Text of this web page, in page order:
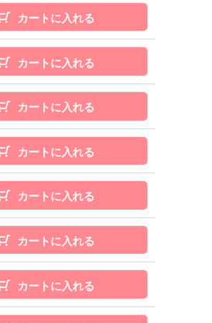
カートに入れる
カートに入れる
カートに入れる
カートに入れる
カートに入れる
カートに入れる
カートに入れる